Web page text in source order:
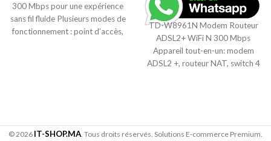
300 Mbps pour une expérience
sans fil fluide Plusieurs modes de
fonctionnement : point d’accès,
flexible
TD-W8961N Modem Routeur
ADSL2+ WiFi N 300 Mbps
Appareil tout-en-un: modem
ADSL2 +, routeur NAT, switch 4
bande passante ou sensibles aux
© 2026 IT-SHOP.MA . Tous droits réservés. Solutions E-commerce Premium.